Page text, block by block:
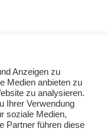
Anzeigen zu
Medien anbieten zu
zu analysieren.
Ihrer Verwendung
soziale Medien,
Partner führen diese